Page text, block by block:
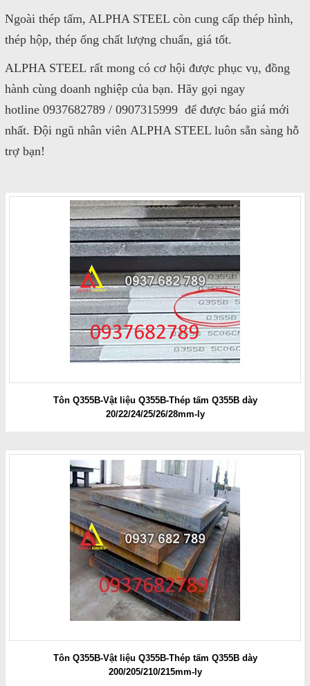
Ngoài thép tấm, ALPHA STEEL còn cung cấp thép hình,
thép hộp, thép ống chất lượng chuẩn, giá tốt.
ALPHA STEEL rất mong có cơ hội được phục vụ, đồng
hành cùng doanh nghiệp của bạn. Hãy gọi ngay
hotline 0937682789 / 0907315999 để được báo giá mới
nhất. Đội ngũ nhân viên ALPHA STEEL luôn sẵn sàng hỗ
trợ bạn!
Tôn Q355B-Vật liệu Q355B-Thép tấm Q355B dày
20/22/24/25/26/28mm-ly
Tôn Q355B-Vật liệu Q355B-Thép tấm Q355B dày
200/205/210/215mm-ly